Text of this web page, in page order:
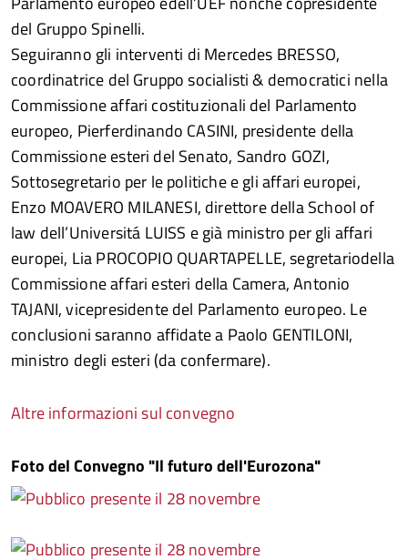
del Gruppo Spinelli.
Seguiranno gli interventi di Mercedes BRESSO,
coordinatrice del Gruppo socialisti & democratici nella
Commissione affari costituzionali del Parlamento
europeo, Pierferdinando CASINI, presidente della
Commissione esteri del Senato, Sandro GOZI,
Sottosegretario per le politiche e gli affari europei,
Enzo MOAVERO MILANESI, direttore della School of
law dell’Universitá LUISS e già ministro per gli affari
europei, Lia PROCOPIO QUARTAPELLE, segretariodella
Commissione affari esteri della Camera, Antonio
TAJANI, vicepresidente del Parlamento europeo. Le
conclusioni saranno affidate a Paolo GENTILONI,
ministro degli esteri (da confermare).
Altre informazioni sul convegno
Foto del Convegno "Il futuro dell'Eurozona"